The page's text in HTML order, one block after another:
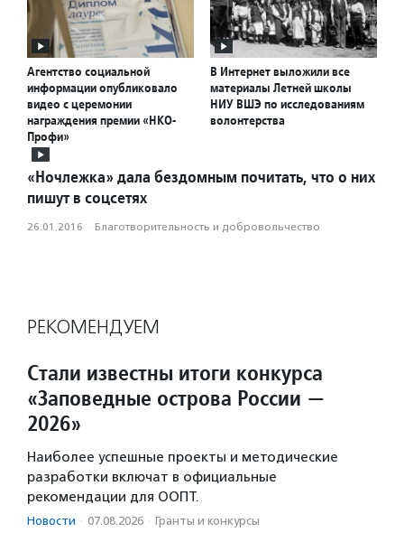
Агентство социальной
информации опубликовало
видео с церемонии
награждения премии «НКО-
Профи»
В Интернет выложили все
материалы Летней школы
НИУ ВШЭ по исследованиям
волонтерства
«Ночлежка» дала бездомным почитать, что о них
пишут в соцсетях
26.01.2016 · Благотвори­тель­ность и доброволь­чест­во
РЕКОМЕНДУЕМ
Стали известны итоги конкурса
«Заповедные острова России —
2026»
Наиболее успешные проекты и методические
разработки включат в официальные
рекомендации для ООПТ.
Новости · 07.08.2026 · Гранты и конкурсы